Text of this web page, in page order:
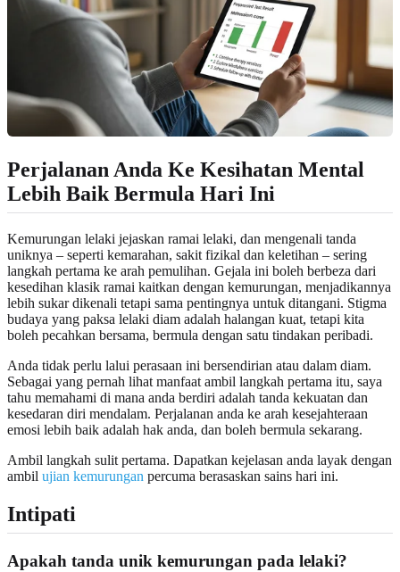
Perjalanan Anda Ke Kesihatan Mental
Lebih Baik Bermula Hari Ini
Kemurungan lelaki jejaskan ramai lelaki, dan mengenali tanda
uniknya – seperti kemarahan, sakit fizikal dan keletihan – sering
langkah pertama ke arah pemulihan. Gejala ini boleh berbeza dari
kesedihan klasik ramai kaitkan dengan kemurungan, menjadikannya
lebih sukar dikenali tetapi sama pentingnya untuk ditangani. Stigma
budaya yang paksa lelaki diam adalah halangan kuat, tetapi kita
boleh pecahkan bersama, bermula dengan satu tindakan peribadi.
Anda tidak perlu lalui perasaan ini bersendirian atau dalam diam.
Sebagai yang pernah lihat manfaat ambil langkah pertama itu, saya
tahu memahami di mana anda berdiri adalah tanda kekuatan dan
kesedaran diri mendalam. Perjalanan anda ke arah kesejahteraan
emosi lebih baik adalah hak anda, dan boleh bermula sekarang.
Ambil langkah sulit pertama. Dapatkan kejelasan anda layak dengan
ambil ujian kemurungan percuma berasaskan sains hari ini.
Intipati
Apakah tanda unik kemurungan pada lelaki?